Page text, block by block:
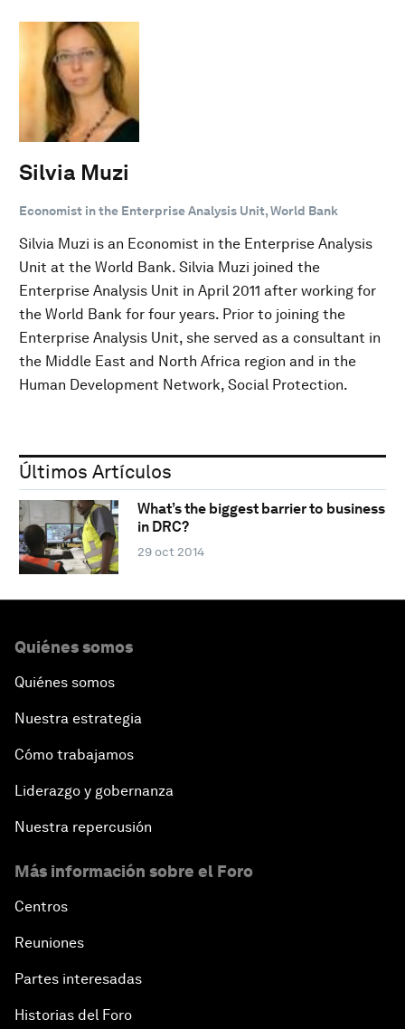
Silvia Muzi
Economist in the Enterprise Analysis Unit, World Bank
Silvia Muzi is an Economist in the Enterprise Analysis
Unit at the World Bank. Silvia Muzi joined the
Enterprise Analysis Unit in April 2011 after working for
the World Bank for four years. Prior to joining the
Enterprise Analysis Unit, she served as a consultant in
the Middle East and North Africa region and in the
Human Development Network, Social Protection.
Últimos Artículos
What’s the biggest barrier to business
in DRC?
29 oct 2014
Quiénes somos
Quiénes somos
Nuestra estrategia
Cómo trabajamos
Liderazgo y gobernanza
Nuestra repercusión
Más información sobre el Foro
Centros
Reuniones
Partes interesadas
Historias del Foro